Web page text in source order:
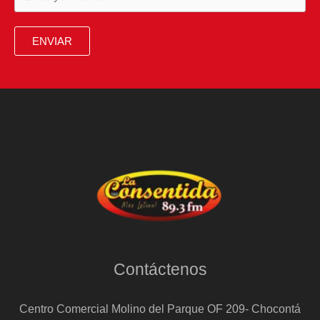
con
Vaticano
ENVIAR
Contáctenos
Centro Comercial Molino del Parque OF 209- Chocontá